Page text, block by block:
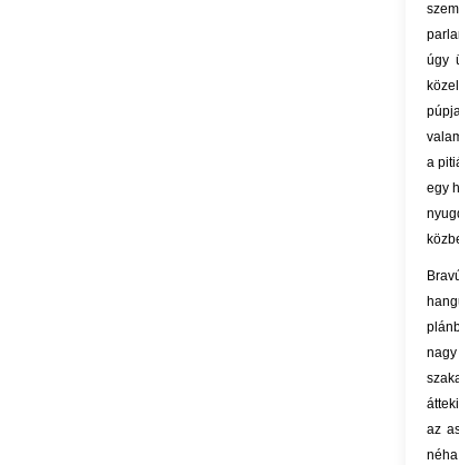
úgy
a
egy
az